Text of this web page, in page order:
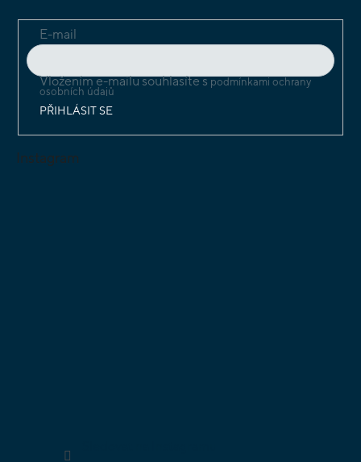
E-mail
Vložením e-mailu souhlasíte spodmínkami ochrany
osobních údajů
PŘIHLÁSIT SE
Instagram